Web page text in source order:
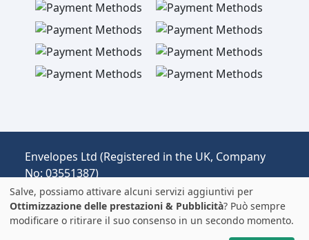
Envelopes Ltd (Registered in the UK, Company
No: 03551387)
Operante come envelopespackaging.it |
Spedizione dal Regno Unito all'Italia.
Prezzi in EUR | Dazi e IVA possono essere
Salve, possiamo attivare alcuni servizi aggiuntivi per
Ottimizzazione delle prestazioni & Pubblicità? Può sempre
modificare o ritirare il suo consenso in un secondo momento.